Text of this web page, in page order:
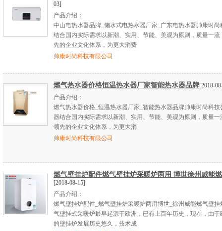
03]
产品介绍：
中山电热水器品牌_储水式电热水器厂家_广东电热水器帅康时尚
结合国内实际需求以新潮、实用、节能、美观为原则，质量一流
先的企业文化体系，为更大消费
帅康时尚科技有限公司
燃气热水器价格恒温热水器厂家智能热水器品牌[2018-
产品介绍：
燃气热水器价格_恒温热水器厂家_智能热水器品牌帅康时尚科技
器结合国内实际需求以新潮、实用、节能、美观为原则，质量一
领先的企业文化体系，为更大消
帅康时尚科技有限公司
燃气壁挂炉配件燃气壁挂炉采暖炉两用 博世徐州威能
[2018-08-15]
产品介绍：
燃气壁挂炉配件_燃气壁挂炉采暖炉两用博世_徐州威能燃气壁挂
气壁挂式采暖炉最早起源于欧洲，已有上百年历史，现在，由于
的壁挂炉发展历史悠久，技术成